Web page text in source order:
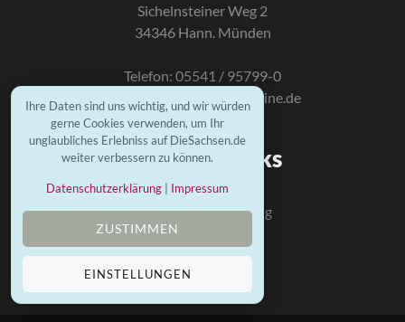
Sichelnsteiner Weg 2
34346 Hann. Münden
Telefon: 05541 / 95799-0
info@mundus-online.de
Wichtige Links
Kontakt
Datenschutzerklärung
Impressum
Mundus Homepage
Ihre Daten sind uns wichtig, und wir würden
gerne Cookies verwenden, um Ihr
unglaubliches Erlebniss auf DieSachsen.de
weiter verbessern zu können.
Datenschutzerklärung Impressum
ZUSTIMMEN
EINSTELLUNGEN